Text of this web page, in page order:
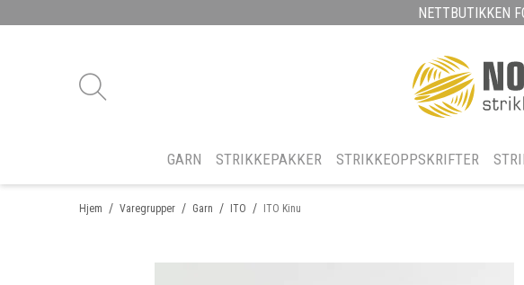
NETTBUTIKKEN
GARN STRIKKEPAKKER STRIKKEOPPSKRIFTER
/
Hjem /
Varegrupper /
Garn /
ITO ITO Kinu